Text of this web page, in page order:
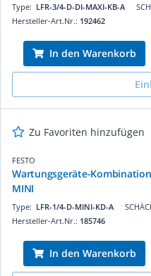
Type: LFR-3/4-D-DI-MAXI-KB-A
Hersteller-Art.Nr.: 192462
In den Warenkorb
Zu Favoriten hinzufügen
FESTO
Wartungsgeräte-
MINI
Type: LFR-1/4-D-MINI-KD-A
Hersteller-Art.Nr.: 185746
In den Warenkorb